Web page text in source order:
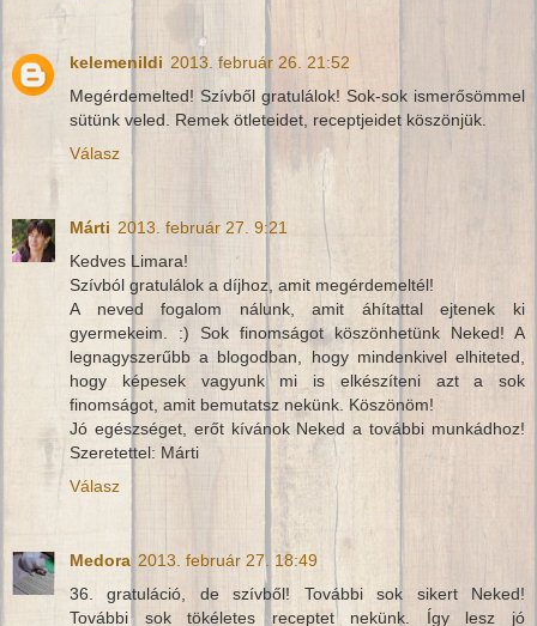
kelemenildi 2013. február 26. 21:52
Megérdemelted! Szívből gratulálok! Sok-sok ismerősömmel
sütünk veled. Remek ötleteidet, receptjeidet köszönjük.
Válasz
Márti 2013. február 27. 9:21
Kedves Limara!
Szívból gratulálok a díjhoz, amit megérdemeltél!
A neved fogalom nálunk, amit áhítattal ejtenek ki
gyermekeim. :) Sok finomságot köszönhetünk Neked! A
legnagyszerűbb a blogodban, hogy mindenkivel elhiteted,
hogy képesek vagyunk mi is elkészíteni azt a sok
finomságot, amit bemutatsz nekünk. Köszönöm!
Jó egészséget, erőt kívánok Neked a további munkádhoz!
Szeretettel: Márti
Válasz
Medora 2013. február 27. 18:49
36. gratuláció, de szívből! További sok sikert Neked!
További sok tökéletes receptet nekünk. Így lesz jó